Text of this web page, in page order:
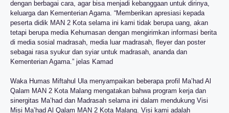
dengan berbagai cara, agar bisa menjadi kebanggaan untuk dirinya,
keluarga dan Kementerian Agama. “Memberikan apresiasi kepada
peserta didik MAN 2 Kota selama ini kami tidak berupa uang, akan
tetapi berupa media Kehumasan dengan mengirimkan informasi berita
di media sosial madrasah, media luar madrasah, fleyer dan poster
sebagai rasa syukur dan syiar untuk madrasah, ananda dan
Kementerian Agama.” jelas Kamad
Waka Humas Miftahul Ula menyampaikan beberapa profil Ma’had Al
Qalam MAN 2 Kota Malang mengatakan bahwa program kerja dan
sinergitas Ma’had dan Madrasah selama ini dalam mendukung Visi
Misi Ma’had Al Qalam MAN 2 Kota Malang. Visi kami adalah